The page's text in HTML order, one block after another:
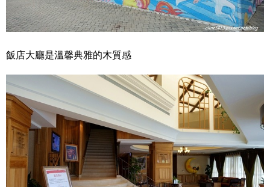
飯店大廳是溫馨典雅的木質感